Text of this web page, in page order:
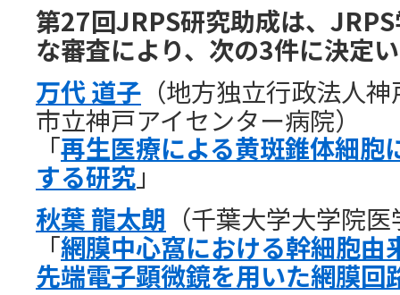
第27回JRPS研究助成は、
な審査により、次の3件に決定
万代 道子 （地方独立行政法人
市立神戸アイセンター病院）
「再生医療による黄斑錐体細胞
する研究」
秋葉 龍太朗 （千葉大学大学院
「網膜中心窩における幹細胞由
先端電子顕微鏡を用いた網膜回